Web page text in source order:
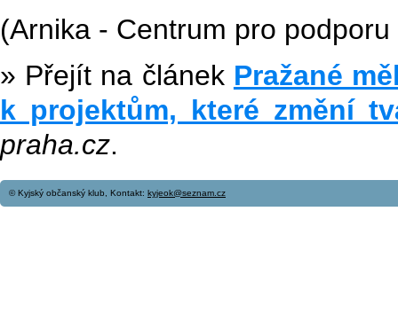
(Arnika - Centrum pro
» Přejít na článek Pražané
k projektům, které změní
praha.cz.
© Kyjský občanský klub, Kontakt: kyjeok@seznam.cz